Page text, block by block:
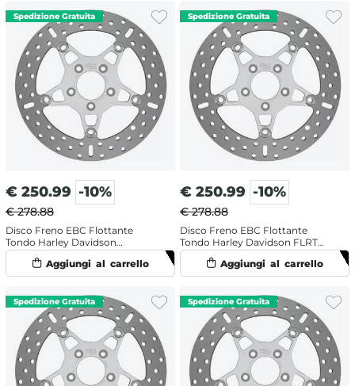
€ 250.99 -10%
€ 278.88
Disco Freno EBC Flottante
Tondo Harley Davidson
FLHTCUTG 1868 ABS Tri Glide
Ultra 114 (2020-2024) Anteriore
Sinistro
€ 250.99 -10%
€ 278.88
Disco Freno EBC Flottante
Tondo Harley Davidson FLRT
1750 Freewheeler 107 (2017-2018)
Anteriore Sinistro